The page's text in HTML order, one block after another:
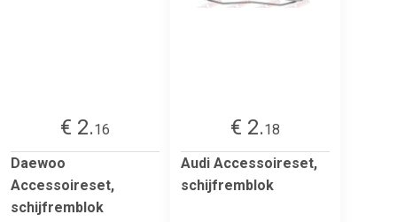
€ 2.16
Daewoo
Accessoireset,
schijfremblok
€ 2.18
Audi Accessoireset,
schijfremblok